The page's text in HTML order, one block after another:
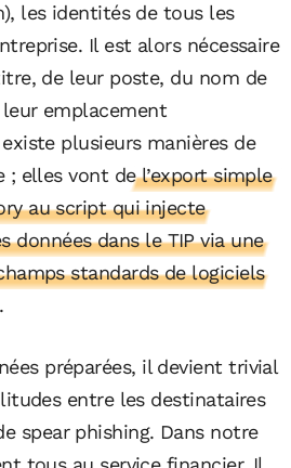
les identités de tous les
Il est alors nécessaire
de leur poste, du nom de
emplacement
plusieurs manières de
; elles vont de l’export simple
au script qui injecte
données dans le TIP via une
standards de logiciels
.
préparées, il devient trivial
entre les destinataires
spear phishing. Dans notre